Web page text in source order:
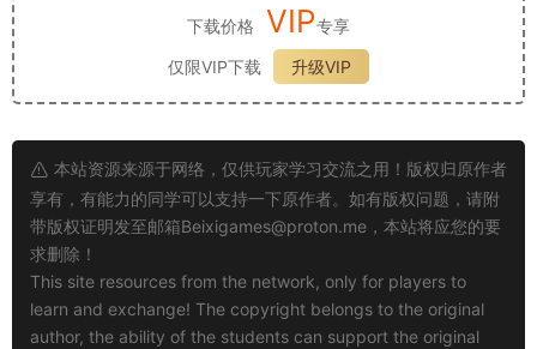
下载价格 VIP专享
仅限VIP下载
升级VIP
本站资源来源于网络，仅供玩家学习交流之用！版权归原作者
享有，有能力的同学可以支持一下原作者。如有版权问题，请附
带版权证明发至邮箱Beixigames@proton.me ，本站将应您的要
求删除！
This site resources from the network, only for players to
learn and exchange! The copyright belongs to the original
author, the ability of the students can support the original